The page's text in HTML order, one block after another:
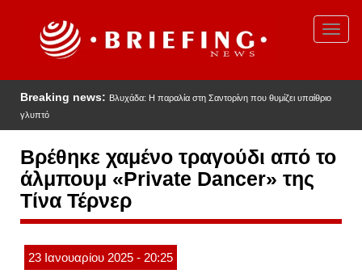
Breaking news: Βλυχάδα: Η παραλία στη Σαντορίνη που θυμίζει υπαίθριο
γλυπτό
Βρέθηκε χαμένο τραγούδι από το
άλμπουμ «Private Dancer» της
Τίνα Τέρνερ
23 Ιανουαρίου 2025 - 20:25